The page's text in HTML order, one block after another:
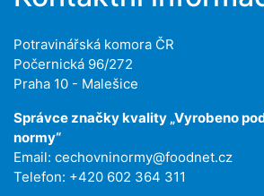
Potravinářská komora ČR
Počernická 96/272
Praha 10 - Malešice
Správce značky kvality „Vyrobeno
normy“
Email: cechovninormy@foodnet.cz
Telefon: +420 602 364 311